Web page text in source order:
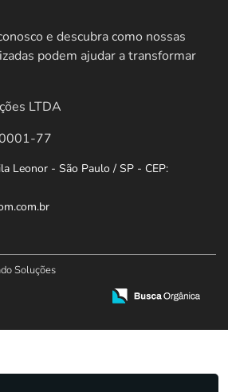
e descubra como nossas
podem ajudar a transformar
LTDA
77
Leonor - São Paulo / SP - CEP:
Soluções